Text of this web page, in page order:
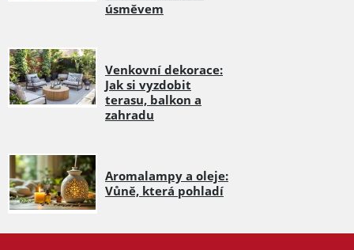
úsměvem
Venkovní dekorace:
Jak si vyzdobit
terasu, balkon a
zahradu
Aromalampy a oleje:
Vůně, která pohladí